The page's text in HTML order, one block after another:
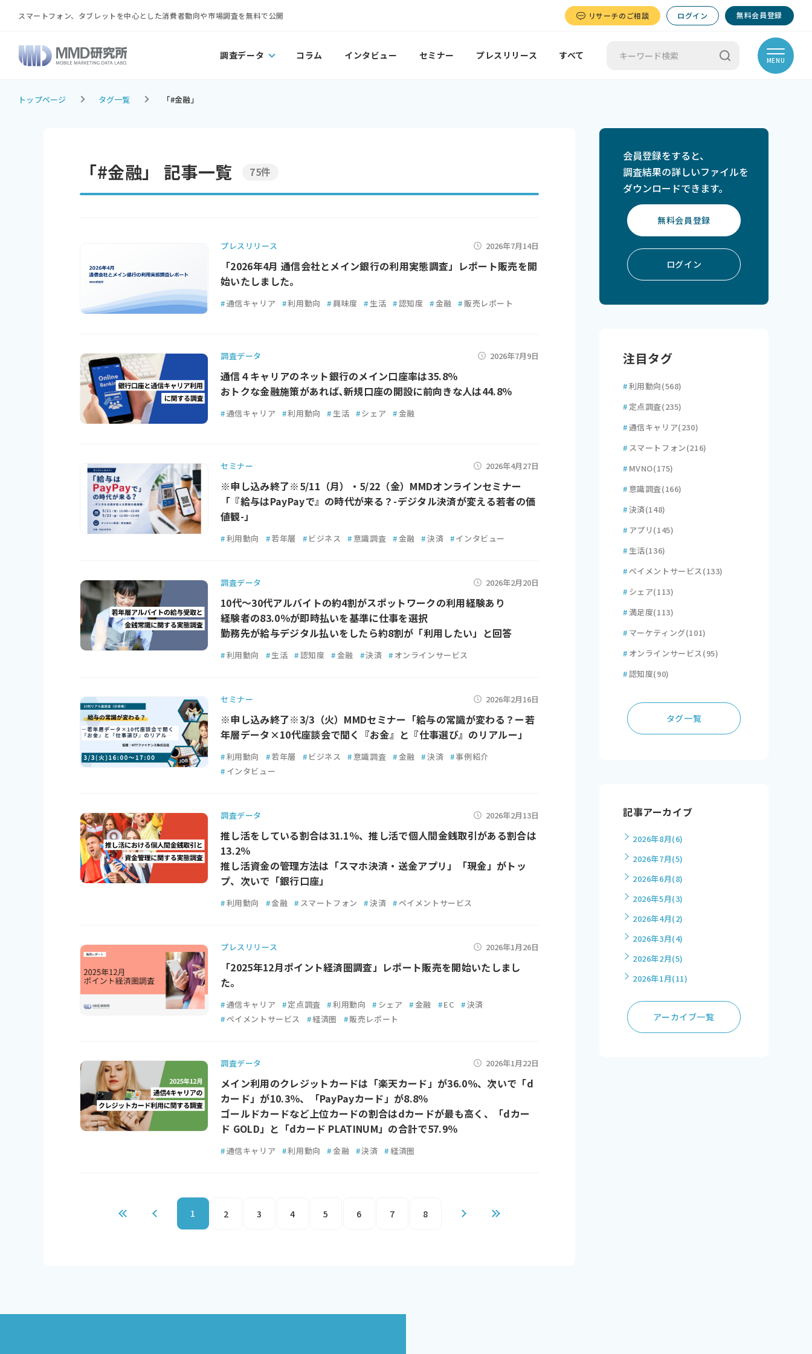
スマートフォン、タブレットを中心とした消費者動向や市場調査を無料で公開 リサーチのご相談 ログイン 無料会員登録
調査データ コラム インタビュー セミナー プレスリリース すべて MENU
トップページ タグ一覧 「#金融」
「#金融」 記事一覧 75件
プレスリリース 2026年7月14日
「2026年4月 通信会社とメイン銀行の利用実態調査」レポート販売を開
始いたしました。
#通信キャリア #利用動向 #興味度 # 生活 #認知度 #金融 # 販売レポート
調査データ 2026年7月9日
通信４キャリアのネット銀行のメイン口座率は35.8％
おトクな金融施策があれば､新規口座の開設に前向きな人は44.8％
#通信キャリア #利用動向 # 生活 #シェア #金融
セミナー 2026年4月27日
※申し込み終了※5/11（月）・5/22（金）MMDオンラインセミナー
「『給与はPayPayで』の時代が来る？-デジタル決済が変える若者の価
値観-」
#利用動向 #若年層 # ビジネス # 意識調査 #金融 #決済 #インタビュー
調査データ 2026年2月20日
10代〜30代アルバイトの約4割がスポットワークの利用経験あり
経験者の83.0％が即時払いを基準に仕事を選択
勤務先が給与デジタル払いをしたら約8割が「利用したい」と回答
#利用動向 #生活 #認知度 #金融 #決済 # オンラインサービス
セミナー 2026年2月16日
※申し込み終了※3/3（火）MMDセミナー「給与の常識が変わる？ー若
年層データ×10代座談会で聞く『お金』と『仕事選び』のリアルー」
#利用動向 #若年層 # ビジネス # 意識調査 #金融 #決済 #事例紹介
# インタビュー
調査データ 2026年2月13日
推し活をしている割合は31.1％、推し活で個人間金銭取引がある割合は
13.2％
推し活資金の管理方法は「スマホ決済・送金アプリ」「現金」がトッ
プ、次いで「銀行口座」
#利用動向 #金融 # スマートフォン #決済 #ペイメントサービス
プレスリリース 2026年1月26日
「2025年12月ポイント経済圏調査」レポート販売を開始いたしまし
た。
#通信キャリア #定点調査 #利用動向 # シェア #金融 #EC #決済
#ペイメントサービス #経済圏 #販売レポート
調査データ 2026年1月22日
メイン利用のクレジットカードは「楽天カード」が36.0％、次いで「d
カード」が10.3％、「PayPayカード」が8.8％
ゴールドカードなど上位カードの割合はdカードが最も高く、「dカー
ド GOLD」と「dカード PLATINUM」の合計で57.9％
#通信キャリア #利用動向 #金融 #決済 # 経済圏
1 2 3 4 5 6 7 8
会員登録をすると、
調査結果の詳しいファイルを
ダウンロードできます。
無料会員登録
ログイン
注目タグ
#利用動向(568)
# 定点調査(235)
#通信キャリア(230)
# スマートフォン(216)
# MVNO(175)
# 意識調査(166)
#決済(148)
# アプリ(145)
# 生活(136)
#ペイメントサービス(133)
# シェア(113)
#満足度(113)
# マーケティング(101)
# オンラインサービス(95)
#認知度(90)
タグ一覧
記事アーカイブ
2026年8月(6)
2026年7月(5)
2026年6月(8)
2026年5月(3)
2026年4月(2)
2026年3月(4)
2026年2月(5)
2026年1月(11)
アーカイブ一覧